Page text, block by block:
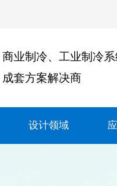
商业制冷、工业制冷
成套方案解决商
设计领域